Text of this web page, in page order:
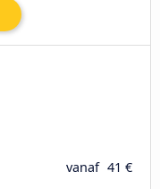
vanaf 41 €